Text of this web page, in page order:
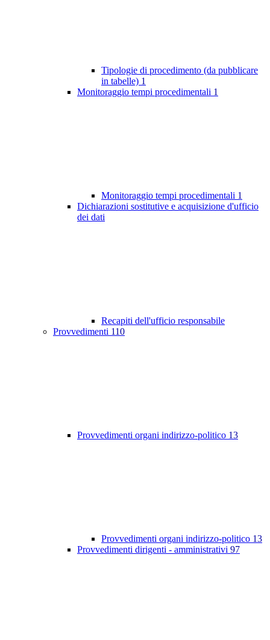
Tipologie di procedimento (da pubblicare
in tabelle) 1
Monitoraggio tempi procedimentali 1
Monitoraggio tempi procedimentali 1
Dichiarazioni sostitutive e acquisizione d'ufficio
dei dati
Recapiti dell'ufficio responsabile
Provvedimenti 110
Provvedimenti organi indirizzo-politico 13
Provvedimenti organi indirizzo-politico 13
Provvedimenti dirigenti - amministrativi 97